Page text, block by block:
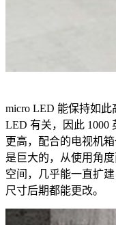
micro LED 能保持如
LED 有关，因此 1000
更高，配合的电视机
是巨大的，从使用角
空间，几乎能一直扩
尺寸后期都能更改。